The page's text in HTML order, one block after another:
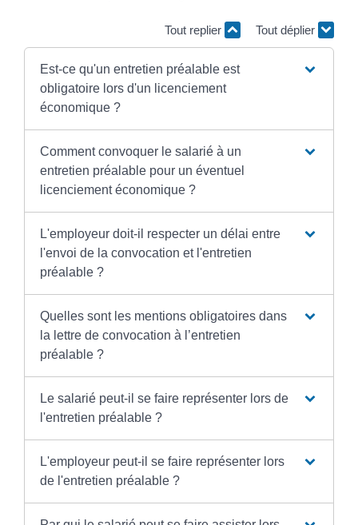
Tout replier Tout déplier
Est-ce qu'un entretien préalable est
obligatoire lors d'un licenciement
économique ?
Comment convoquer le salarié à un
entretien préalable pour un éventuel
licenciement économique ?
L'employeur doit-il respecter un délai entre
l'envoi de la convocation et l'entretien
préalable ?
Quelles sont les mentions obligatoires dans
la lettre de convocation à l’entretien
préalable ?
Le salarié peut-il se faire représenter lors de
l'entretien préalable ?
L'employeur peut-il se faire représenter lors
de l'entretien préalable ?